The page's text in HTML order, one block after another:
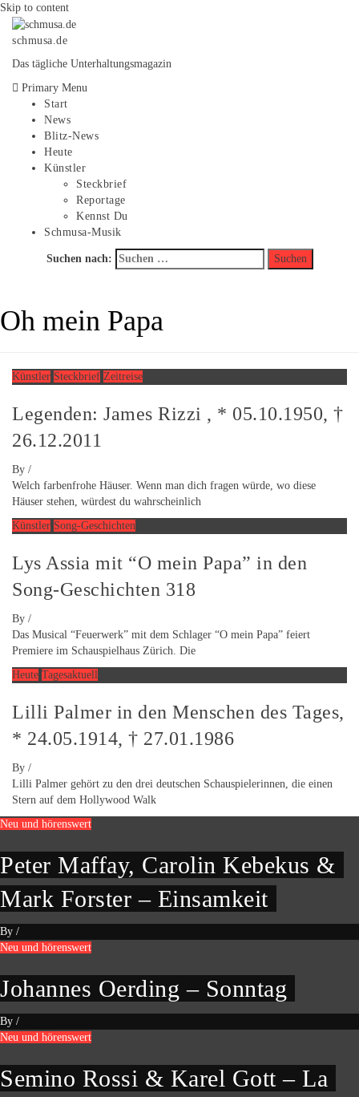
Skip to content
schmusa.de
Das tägliche Unterhaltungsmagazin
Primary Menu
Start
News
Blitz-News
Heute
Künstler
Steckbrief
Reportage
Kennst Du
Schmusa-Musik
Suchen nach:
Oh mein Papa
Künstler Steckbrief Zeitreise
Legenden: James Rizzi , * 05.10.1950, †
26.12.2011
By /
Welch farbenfrohe Häuser. Wenn man dich fragen würde, wo diese
Häuser stehen, würdest du wahrscheinlich
Künstler Song-Geschichten
Lys Assia mit “O mein Papa” in den
Song-Geschichten 318
By /
Das Musical “Feuerwerk” mit dem Schlager “O mein Papa” feiert
Premiere im Schauspielhaus Zürich. Die
Heute Tagesaktuell
Lilli Palmer in den Menschen des Tages,
* 24.05.1914, † 27.01.1986
By /
Lilli Palmer gehört zu den drei deutschen Schauspielerinnen, die einen
Stern auf dem Hollywood Walk
Neu und hörenswert
Peter Maffay, Carolin Kebekus &
Mark Forster – Einsamkeit
By /
Neu und hörenswert
Johannes Oerding – Sonntag
By /
Neu und hörenswert
Semino Rossi & Karel Gott – La